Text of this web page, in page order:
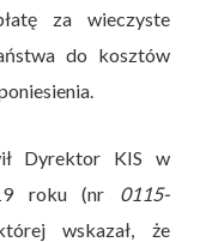
za wieczyste
do kosztów
Dyrektor KIS w
roku (nr 0115-
wskazał, że